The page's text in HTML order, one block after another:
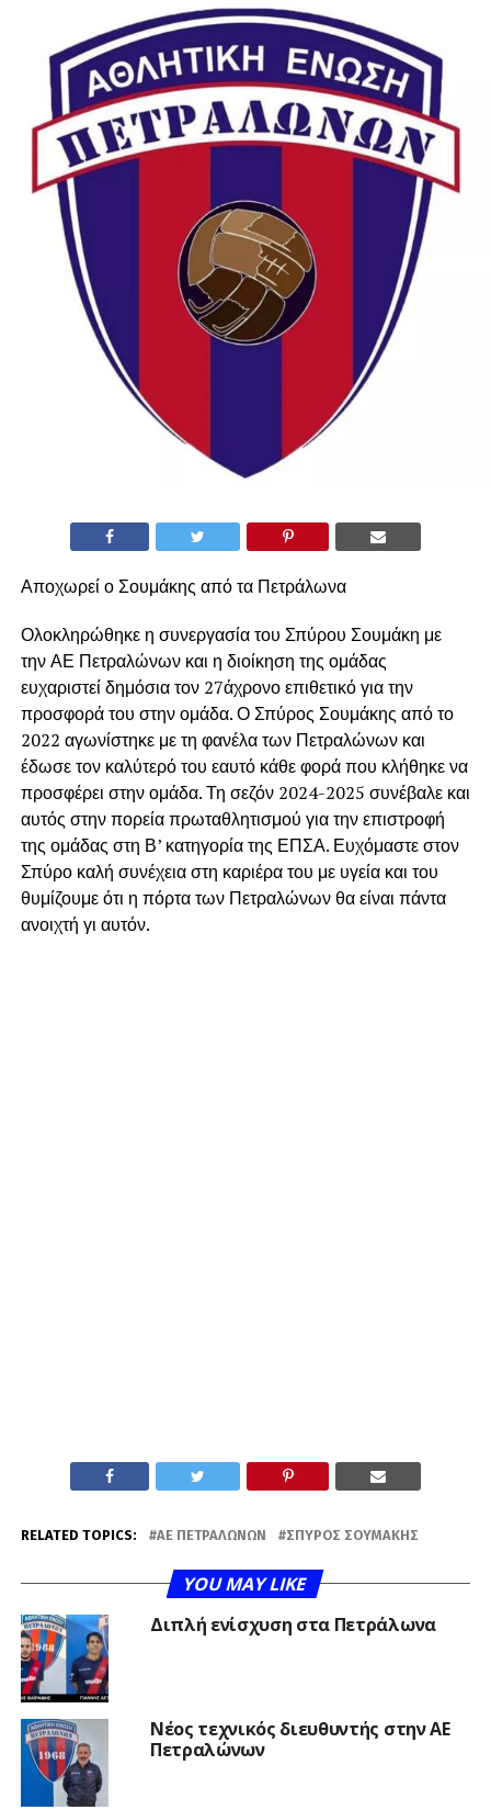
Αποχωρεί ο Σουμάκης από τα Πετράλωνα
Ολοκληρώθηκε η συνεργασία του Σπύρου Σουμάκη με
την ΑΕ Πετραλώνων και η διοίκηση της ομάδας
ευχαριστεί δημόσια τον 27άχρονο επιθετικό για την
προσφορά του στην ομάδα. Ο Σπύρος Σουμάκης από το
2022 αγωνίστηκε με τη φανέλα των Πετραλώνων και
έδωσε τον καλύτερό του εαυτό κάθε φορά που κλήθηκε να
προσφέρει στην ομάδα. Τη σεζόν 2024-2025 συνέβαλε και
αυτός στην πορεία πρωταθλητισμού για την επιστροφή
της ομάδας στη Β’ κατηγορία της ΕΠΣΑ. Ευχόμαστε στον
Σπύρο καλή συνέχεια στη καριέρα του με υγεία και του
θυμίζουμε ότι η πόρτα των Πετραλώνων θα είναι πάντα
ανοιχτή γι αυτόν.
RELATED TOPICS: ΑΕ ΠΕΤΡΑΛΏΝΩΝ ΣΠΎΡΟΣ ΣΟΥΜΆΚΗΣ
YOU MAY LIKE
Διπλή ενίσχυση στα Πετράλωνα
Νέος τεχνικός διευθυντής στην ΑΕ
Πετραλώνων